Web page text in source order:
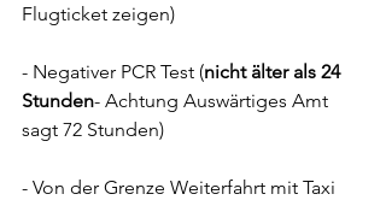
Flugticket zeigen)
- Negativer PCR Test (nicht älter als 24
Stunden- Achtung Auswärtiges Amt
sagt 72 Stunden)
- Von der Grenze Weiterfahrt mit Taxi